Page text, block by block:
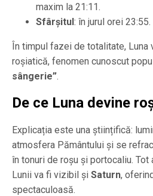
maxim la 21:11.
Sfârșitul: în jurul orei 23:55.
În timpul fazei de totalitate, Luna
roșiatică, fenomen cunoscut
sângerie”.
De ce Luna devine
Explicația este una științifică:
atmosfera Pământului și se
în tonuri de roșu și portocaliu. Tot
Lunii va fi vizibil și Saturn,
spectaculoasă.